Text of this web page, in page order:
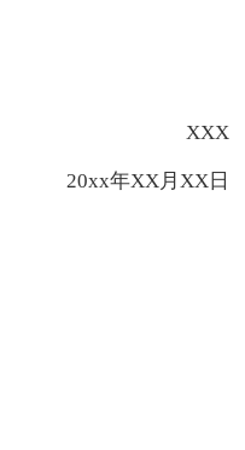
XXX
20xx年XX月XX日